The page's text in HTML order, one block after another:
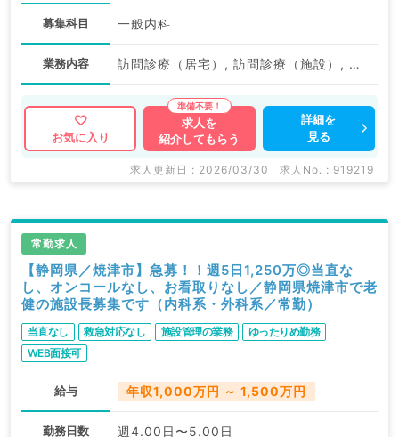
募集科目 一般内科
業務内容 訪問診療（居宅）, 訪問診療（施設）, その他
お気に入り
求人を
紹介してもらう
詳細を
見る
求人更新日 : 2026/03/30 求人No. : 919219
常勤求人
【静岡県／焼津市】急募！！週5日1,250万◎当直な
し、オンコールなし、お看取りなし／静岡県焼津市で老
健の施設長募集です（内科系・外科系／常勤）
当直なし 救急対応なし 施設管理の業務
ゆったりめ勤務
WEB面接可
給与 年収1,000万円 ～ 1,500万円
勤務日数 週4.00日〜5.00日